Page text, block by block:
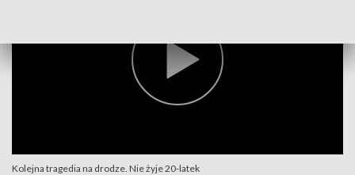
Kolejna tragedia na drodze. Nie żyje 20-latek